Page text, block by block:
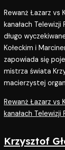
Rewanż Łazarz vs
kanałach
długo
Kołeckim i
zapowiada się
mistrza świata
macierzystej
Rewanż Łazarz vs
kanałach Telewizji
Krzysztof